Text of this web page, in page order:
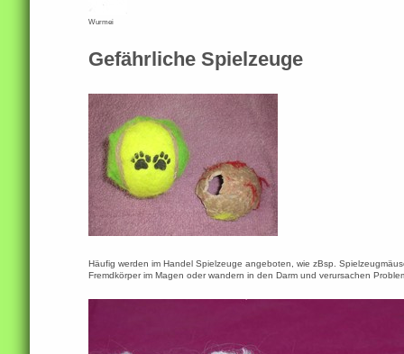
Wurmei
Gefährliche Spielzeuge
Häufig werden im Handel Spielzeuge angeboten, wie zBsp.
Fremdkörper im Magen oder wandern in den Darm und verursachen